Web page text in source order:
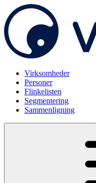
Virksomheder
Personer
Flinkelisten
Segmentering
Sammenligning